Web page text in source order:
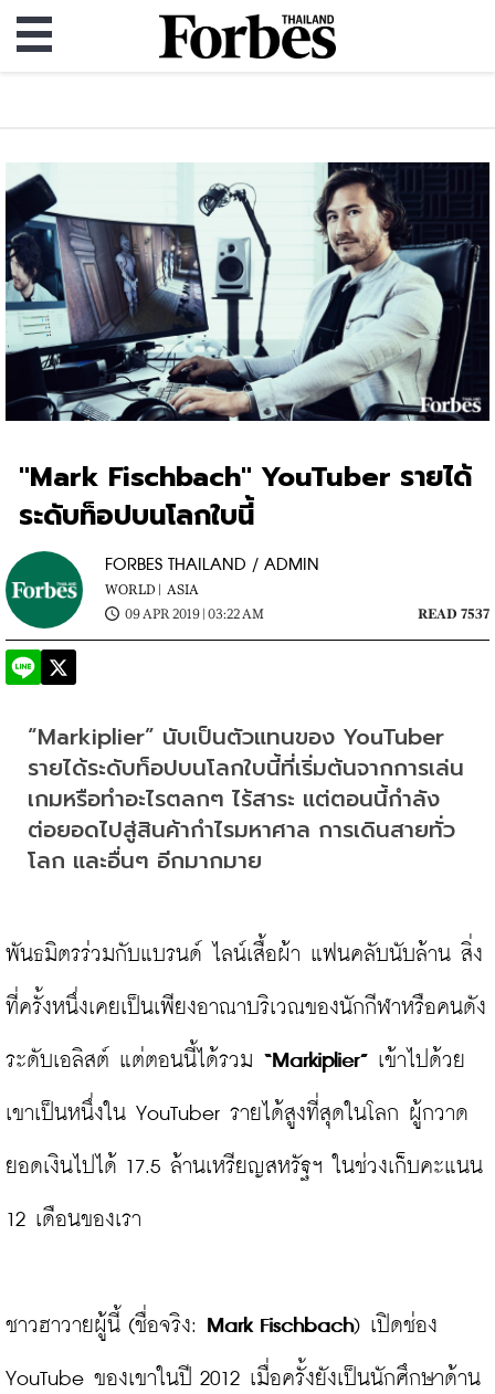
"Mark Fischbach" YouTuber รายได้
ระดับท็อปบนโลกใบนี้
FORBES THAILAND / ADMIN
WORLD | ASIA
09 APR 2019 | 03:22 AM
READ 7537
“Markiplier” นับเป็นตัวแทนของ YouTuber
รายได้ระดับท็อปบนโลกใบนี้ที่เริ่มต้นจากการเล่น
เกมหรือทำอะไรตลกๆ ไร้สาระ แต่ตอนนี้กำลัง
ต่อยอดไปสู่สินค้ากำไรมหาศาล การเดินสายทั่ว
โลก และอื่นๆ อีกมากมาย
พันธมิตรร่วมกับแบรนด์ ไลน์เสื้อผ้า แฟนคลับนับล้าน สิ่ง
ที่ครั้งหนึ่งเคยเป็นเพียงอาณาบริเวณของนักกีฬาหรือคนดัง
ระดับเอลิสต์ แต่ตอนนี้ได้รวม “Markiplier” เข้าไปด้วย
เขาเป็นหนึ่งใน YouTuber รายได้สูงที่สุดในโลก ผู้กวาด
ยอดเงินไปได้ 17.5 ล้านเหรียญสหรัฐฯ ในช่วงเก็บคะแนน
12 เดือนของเรา
ชาวฮาวายผู้นี้ (ชื่อจริง: Mark Fischbach) เปิดช่อง
YouTube ของเขาในปี 2012 เมื่อครั้งยังเป็นนักศึกษาด้าน